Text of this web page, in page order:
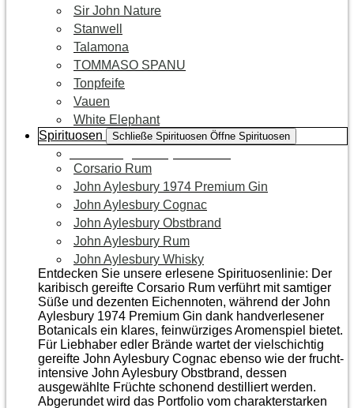
Sir John Nature
Stanwell
Talamona
TOMMASO SPANU
Tonpfeife
Vauen
White Elephant
Spirituosen
Schließe Spirituosen Öffne Spirituosen
Corsario Rum
John Aylesbury 1974 Premium Gin
John Aylesbury Cognac
John Aylesbury Obstbrand
John Aylesbury Rum
John Aylesbury Whisky
Entdecken Sie unsere erlesene Spirituosenlinie: Der
karibisch gereifte Corsario Rum verführt mit samtiger
Süße und dezenten Eichen­noten, während der John
Aylesbury 1974 Premium Gin dank handverlesener
Botanicals ein klares, feinwürziges Aromenspiel bietet.
Für Liebhaber edler Brände wartet der vielschichtig
gereifte John Aylesbury Cognac ebenso wie der frucht­
intensive John Aylesbury Obstbrand, dessen
ausgewählte Früchte schonend destilliert werden.
Abgerundet wird das Portfolio vom charakterstarken